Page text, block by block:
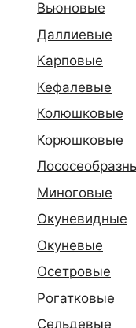
Вьюновые
Даллиевые
Карповые
Кефалевые
Колюшковые
Корюшковые
Миноговые
Окуневидные
Окуневые
Осетровые
Рогатковые
Сельдевые